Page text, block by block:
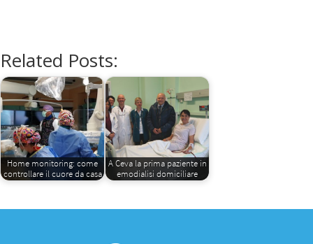
Related Posts:
Home monitoring: come
controllare il cuore da casa
A Ceva la prima paziente in
emodialisi domiciliare